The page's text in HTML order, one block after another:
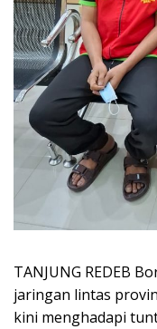
TANJUNG REDEB
jaringan lintas
kini menghadapi